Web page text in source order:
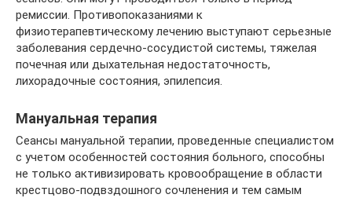
ремиссии. Противопоказаниями к
физиотерапевтическому лечению выступают серьезные
заболевания сердечно-сосудистой системы, тяжелая
почечная или дыхательная недостаточность,
лихорадочные состояния, эпилепсия.
Мануальная терапия
Сеансы мануальной терапии, проведенные специалистом
с учетом особенностей состояния больного, способны
не только активизировать кровообращение в области
крестцово-подвздошного сочленения и тем самым